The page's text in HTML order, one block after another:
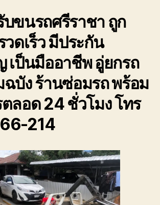
082-
556-
6214
ถูก
ดี
ประกัน
ขนรถศรีราชา ถูก
วดเร็ว มีประกัน
เป็นมืออาชีพ อู่ยกรถ
ฉบัง ร้านซ่อมรถ พร้อม
ลอด 24 ชั่วโมง โทร
214